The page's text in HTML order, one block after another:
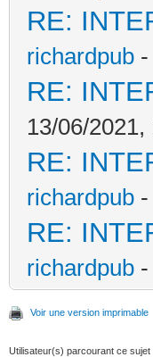
RE:
richardpub
RE:
13/06/2021,
RE:
richardpub
RE:
richardpub
Voir une version imprimable
Utilisateur(s) parcourant ce sujet